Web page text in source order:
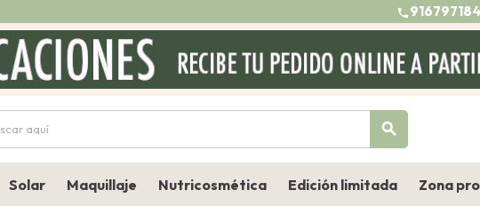
call 916797184
search
Solar Maquillaje Nutricosmética Edición limitada Zona